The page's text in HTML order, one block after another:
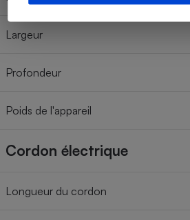
Largeur
Profondeur
Poids de l'appareil
Cordon électrique
Longueur du cordon